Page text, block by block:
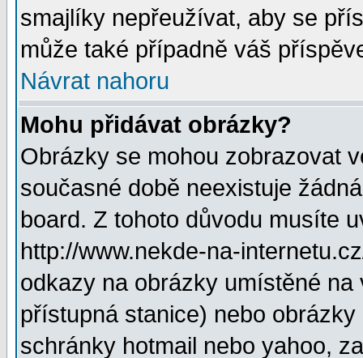
smajlíky nepřeužívat, aby se
může také případně váš
Návrat nahoru
Mohu přidávat obrázky?
Obrázky se mohou zobrazovat
současné době neexistuje
board. Z tohoto důvodu musíte
http://www.nekde-na-
odkazy na obrázky umístěné
přístupná stanice) nebo
schránky hotmail nebo yahoo,